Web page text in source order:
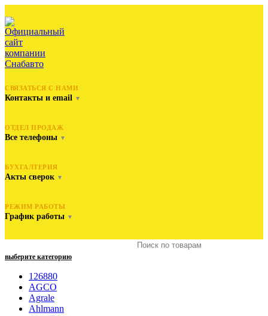
СВЯЗАТЬСЯ С НАМИ
Контакты и email ▼
ОТДЕЛ ПРОДАЖ
Все телефоны ▼
БУХГАЛТЕРИЯ
Акты сверок ▼
РЕЖИМ РАБОТЫ
График работы ▼
выберите категорию
126880
AGCO
Agrale
Ahlmann